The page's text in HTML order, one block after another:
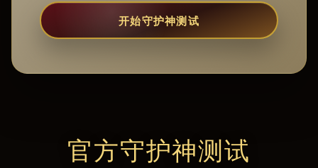
开始守护神测试
官方守护神测试